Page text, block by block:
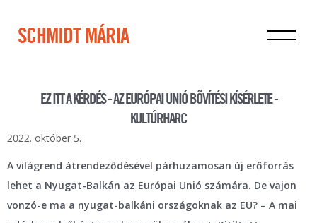
SCHMIDT MÁRIA
EZ ITT A KÉRDÉS - AZ EURÓPAI UNIÓ BŐVÍTÉSI KÍSÉRLETE -
KULTÚRHARC
2022. október 5.
A világrend átrendeződésével párhuzamosan új erőforrás
lehet a Nyugat-Balkán az Európai Unió számára. De vajon
vonzó-e ma a nyugat-balkáni országoknak az EU? – A mai